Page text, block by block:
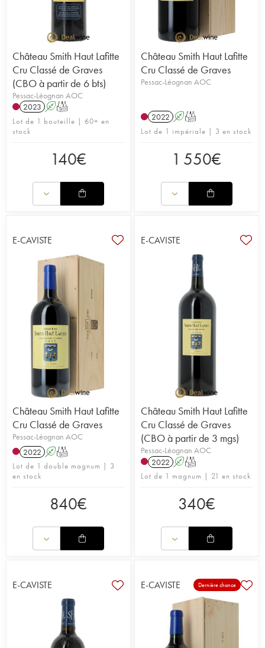
Château Smith Haut Lafitte
Cru Classé de Graves
(CBO à partir de 6 bts)
Pessac-Léognan AOC
2023 AT
Lot de 1 bouteille | 60+ en
stock
140€
Château Smith Haut Lafitte
Cru Classé de Graves
Pessac-Léognan AOC
2022 AT
Lot de 1 impériale | 3 en stock
1 550€
E-CAVISTE
Château Smith Haut Lafitte
Cru Classé de Graves
Pessac-Léognan AOC
2022 AT
Lot de 1 double magnum | 3
en stock
840€
E-CAVISTE
Château Smith Haut Lafitte
Cru Classé de Graves
(CBO à partir de 3 mgs)
Pessac-Léognan AOC
2022 AT
Lot de 1 magnum | 21 en stock
340€
E-CAVISTE E-CAVISTE Dernière chance